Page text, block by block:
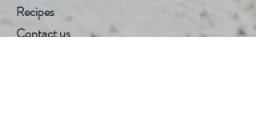
Recipes
Contact us